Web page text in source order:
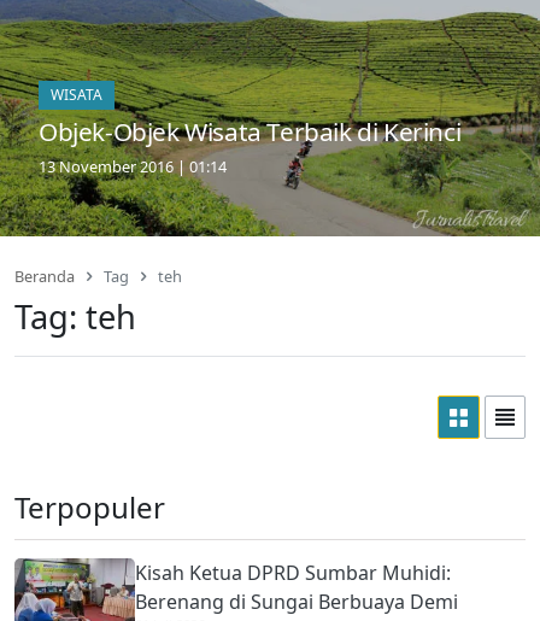
WISATA
Objek-Objek Wisata Terbaik di Kerinci
13 November 2016 | 01:14
Beranda Tag teh
Tag: teh
Terpopuler
Kisah Ketua DPRD Sumbar Muhidi:
Berenang di Sungai Berbuaya Demi